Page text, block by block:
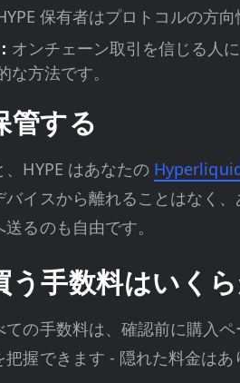
保有者はプロトコルの方
オンチェーン取引を信じる人
な方法です。
管する
HYPE はあなたの
バイスから離れることはなく
るのも自由です。
う手数料はいく
ての手数料は、確認前に購入
握できます - 隠れた料金はあ